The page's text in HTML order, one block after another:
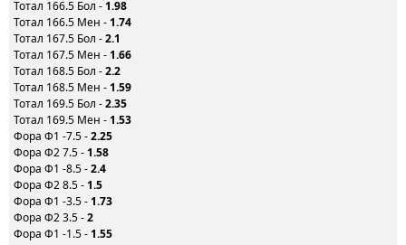
Тотал 166.5 Бол - 1.98
Тотал 166.5 Мен - 1.74
Тотал 167.5 Бол -2.1
Тотал 167.5 Мен - 1.66
Тотал 168.5 Бол -2.2
Тотал 168.5 Мен - 1.59
Тотал 169.5 Бол -2.35
Тотал 169.5 Мен - 1.53
Фора Ф1 -7.5 -2.25
Фора Ф2 7.5 - 1.58
Фора Ф1 -8.5 -2.4
Фора Ф2 8.5 - 1.5
Фора Ф1 -3.5 - 1.73
Фора Ф2 3.5 -2
Фора Ф1 -1.5 - 1.55